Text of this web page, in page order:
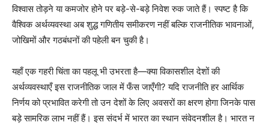
विश्वास तोड़ने या कमजोर होने पर बड़े-से-बड़े निवेश रुक जाते हैं। स्पष्ट है कि
वैश्विक अर्थव्यवस्था अब शुद्ध गणितीय समीकरण नहीं बल्कि राजनीतिक भावनाओं,
जोखिमों और गठबंधनों की पहेली बन चुकी है।
यहाँ एक गहरी चिंता का पहलू भी उभरता है—क्या विकासशील देशों की
अर्थव्यवस्थाएँ इस राजनीतिक जाल में फँस जाएँगी? यदि राजनीति हर आर्थिक
निर्णय को प्रभावित करेगी तो उन देशों के लिए अवसरों का क्षरण होगा जिनके पास
बड़े सामरिक लाभ नहीं हैं। इस संदर्भ में भारत का स्थान संवेदनशील है। भारत न